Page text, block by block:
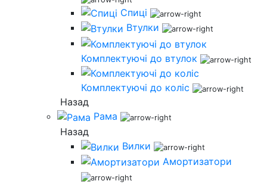
Спиці
Втулки
Комплектуючі до втулок
Комплектуючі до коліс
Назад
Рама
Назад
Вилки
Амортизатори